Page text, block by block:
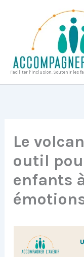
Faciliter l’inclusion. Soutenir les
Le
outil
enfants